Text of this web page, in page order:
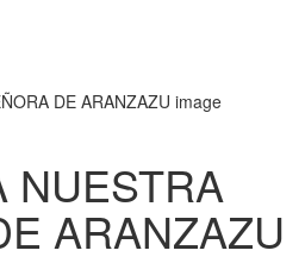
NUESTRA
ARANZAZU